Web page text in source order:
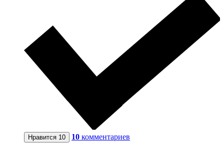
Нравится 10 10 комментариев